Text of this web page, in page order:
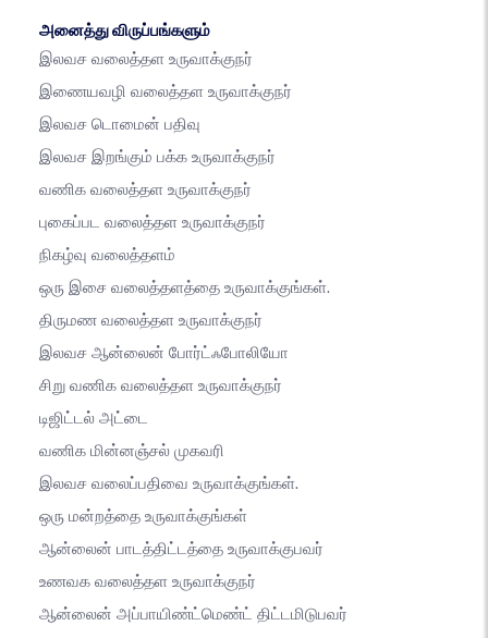
அனைத்து விருப்பங்களும்
இலவச வலைத்தள உருவாக்குநர்
இணையவழி வலைத்தள உருவாக்குநர்
இலவச டொமைன் பதிவு
இலவச இறங்கும் பக்க உருவாக்குநர்
வணிக வலைத்தள உருவாக்குநர்
புகைப்பட வலைத்தள உருவாக்குநர்
நிகழ்வு வலைத்தளம்
ஒரு இசை வலைத்தளத்தை உருவாக்குங்கள்.
திருமண வலைத்தள உருவாக்குநர்
இலவச ஆன்லைன் போர்ட்ஃபோலியோ
சிறு வணிக வலைத்தள உருவாக்குநர்
டிஜிட்டல் அட்டை
வணிக மின்னஞ்சல் முகவரி
இலவச வலைப்பதிவை உருவாக்குங்கள்.
ஒரு மன்றத்தை உருவாக்குங்கள்
ஆன்லைன் பாடத்திட்டத்தை உருவாக்குபவர்
உணவக வலைத்தள உருவாக்குநர்
ஆன்லைன் அப்பாயிண்ட்மெண்ட் திட்டமிடுபவர்